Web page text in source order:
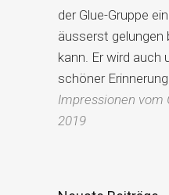
der Glue-Gruppe
äusserst gelungen
kann. Er wird auch
schöner Erinnerung
Impressionen vom
2019